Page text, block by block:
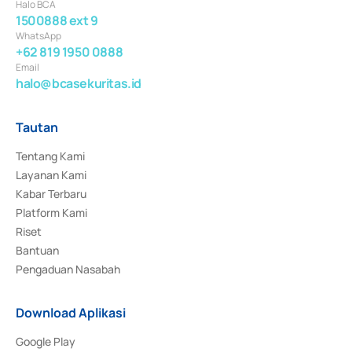
Halo BCA
1500888 ext 9
WhatsApp
+62 819 1950 0888
Email
halo@bcasekuritas.id
Tautan
Tentang Kami
Layanan Kami
Kabar Terbaru
Platform Kami
Riset
Bantuan
Pengaduan Nasabah
Download Aplikasi
Google Play